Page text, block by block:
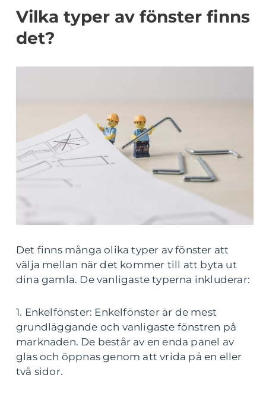
Vilka typer av fönster finns
det?
Det finns många olika typer av fönster att
välja mellan när det kommer till att byta ut
dina gamla. De vanligaste typerna inkluderar:
1. Enkelfönster: Enkelfönster är de mest
grundläggande och vanligaste fönstren på
marknaden. De består av en enda panel av
glas och öppnas genom att vrida på en eller
två sidor.